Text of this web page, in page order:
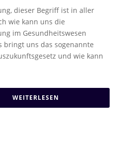
dieser Begriff ist in aller
wie kann uns die
im Gesundheitswesen
bringt uns das sogenannte
und wie kann
WEITERLESEN